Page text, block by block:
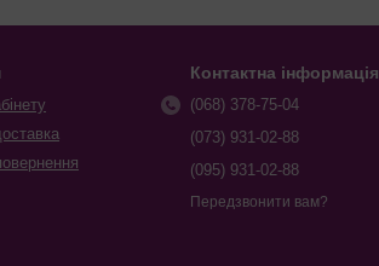
Контактна інформація
(068) 378-75-04
(073) 931-02-88
(095) 931-02-88
Передзвонити вам?